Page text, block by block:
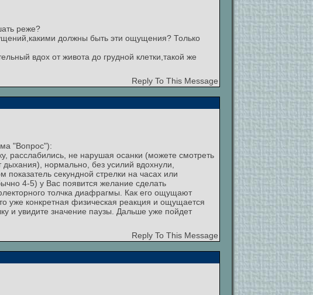
реже?
должны быть эти ощущения? Только
вдох от живота до грудной клетки,такой же
Reply To This Message
"Вопрос"):
расслабились, не нарушая осанки (можете смотреть
нормально, без усилий вдохнули,
секундной стрелки на часах или
4-5) у Вас появится желание сделать
толчка диафрагмы. Как его ощущают
уже конкретная физическая реакция и ощущается
и увидите значение паузы. Дальше уже пойдет
Reply To This Message